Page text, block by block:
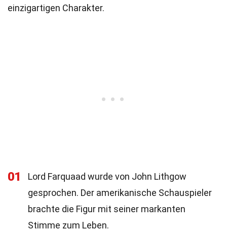
einzigartigen Charakter.
01
Lord Farquaad wurde von John Lithgow
gesprochen. Der amerikanische Schauspieler
brachte die Figur mit seiner markanten
Stimme zum Leben.